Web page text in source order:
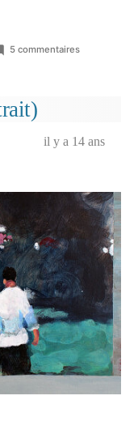
5 commentairessur
il y a 14 ans